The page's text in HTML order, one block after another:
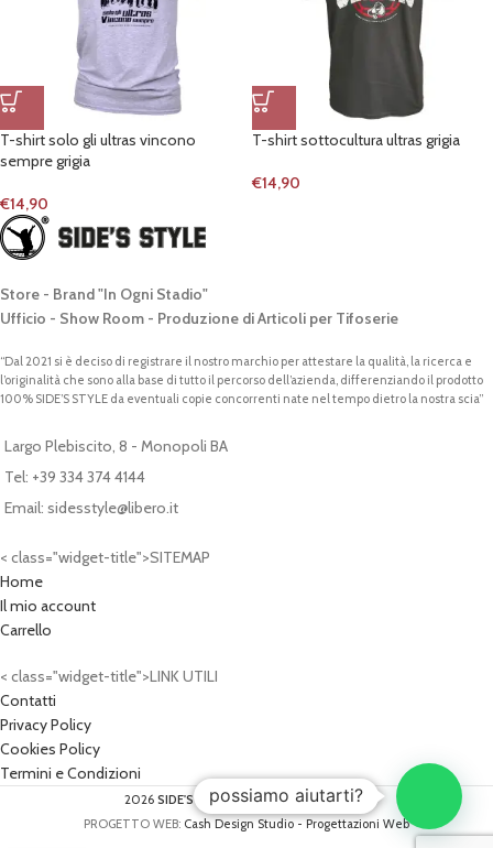
T-shirt solo gli ultras vincono
sempre grigia
€14,90
T-shirt sottocultura ultras grigia
€14,90
Store - Brand "In Ogni Stadio"
Ufficio - Show Room - Produzione di Articoli per Tifoserie
“Dal 2021 si è deciso di registrare il nostro marchio per attestare la qualità, la ricerca e
l’originalità che sono alla base di tutto il percorso dell’azienda, differenziando il prodotto
100% SIDE’S STYLE da eventuali copie concorrenti nate nel tempo dietro la nostra scia”
Largo Plebiscito, 8 - Monopoli BA
Tel: +39 334 374 4144
Email: sidesstyle@libero.it
< class="widget-title">SITEMAP
Home
Il mio account
Carrello
< class="widget-title">LINK UTILI
Contatti
Privacy Policy
Cookies Policy
Termini e Condizioni
2026 SIDE'S STYLE®- P.IVA: 07620340724
PROGETTO WEB: Cash Design Studio - Progettazioni Web
possiamo aiutarti?